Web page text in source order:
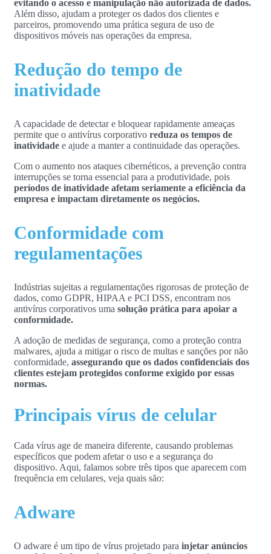
evitando o acesso e manipulação não autorizada de dados.
Além disso, ajudam a proteger os dados dos clientes e
parceiros, promovendo uma prática segura de uso de
dispositivos móveis nas operações da empresa.
Redução do tempo de
inatividade
A capacidade de detectar e bloquear rapidamente ameaças
permite que o antivírus corporativo reduza os tempos de
inatividade e ajude a manter a continuidade das operações.
Com o aumento nos ataques cibernéticos, a prevenção contra
interrupções se torna essencial para a produtividade, pois
períodos de inatividade afetam seriamente a eficiência da
empresa e impactam diretamente os negócios.
Conformidade com
regulamentações
Indústrias sujeitas a regulamentações rigorosas de proteção de
dados, como GDPR, HIPAA e PCI DSS, encontram nos
antivírus corporativos uma solução prática para apoiar a
conformidade.
A adoção de medidas de segurança, como a proteção contra
malwares, ajuda a mitigar o risco de multas e sanções por não
conformidade, assegurando que os dados confidenciais dos
clientes estejam protegidos conforme exigido por essas
normas.
Principais vírus de celular
Cada vírus age de maneira diferente, causando problemas
específicos que podem afetar o uso e a segurança do
dispositivo. Aqui, falamos sobre três tipos que aparecem com
frequência em celulares, veja quais são:
Adware
O adware é um tipo de vírus projetado para injetar anúncios